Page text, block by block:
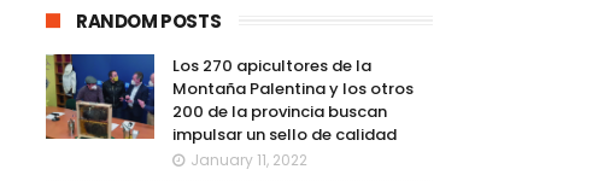
RANDOM POSTS
Los 270 apicultores de la
Montaña Palentina y los otros
200 de la provincia buscan
impulsar un sello de calidad
January 11, 2022